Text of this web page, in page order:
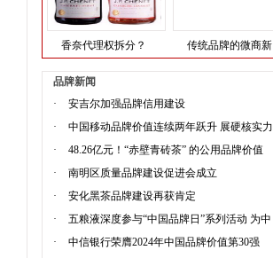
香奈代理权拆分？ 传统品牌的微商新
品牌新闻
·
安吉尔加强品牌信用建设
·
中国移动品牌价值连续两年跃升 展硬核实力
·
48.26亿元！“赤壁青砖茶” 的公用品牌价值
·
南明区质量品牌建设促进会成立
·
安化黑茶品牌建设再获肯定
·
五粮液深度参与“中国品牌日”系列活动 为中
·
中信银行荣膺2024年中国品牌价值第30强